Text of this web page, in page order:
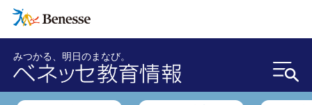
みつかる、明日のまなび。